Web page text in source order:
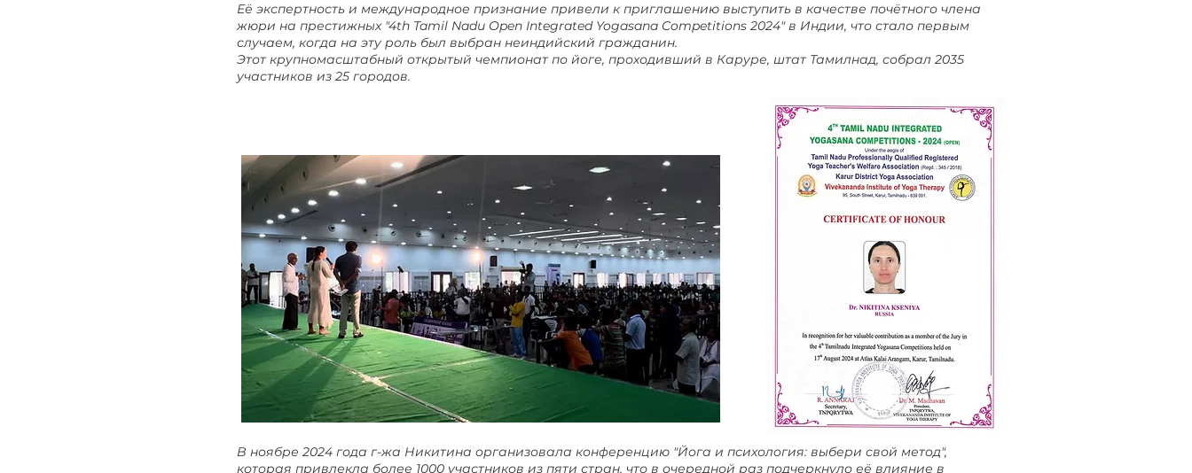
Её экспертность и международное признание привели к приглашению выступить в качестве почётного члена
жюри на престижных "4th Tamil Nadu Open Integrated Yogasana Competitions 2024" в Индии, что стало первым
случаем, когда на эту роль был выбран неиндийский гражданин.
Этот крупномасштабный открытый чемпионат по йоге, проходивший в Каруре, штат Тамилнад, собрал 2035
участников из 25 городов.
В ноябре 2024 года г-жа Никитина организовала конференцию "Йога и психология: выбери свой метод",
которая привлекла более 1000 участников из пяти стран, что в очередной раз подчеркнуло её влияние в